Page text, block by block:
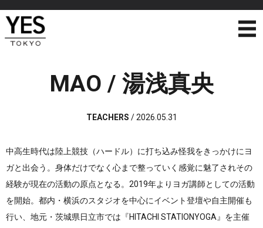
MAO / 湯浅真央
TEACHERS /2026.05.31
中高生時代は陸上競技（ハードル）に打ち込み怪我をきっかけにヨ
ガと出会う。 身体だけでなく心まで整っていく感覚に魅了されその
経験が現在の活動の原点となる。 2019年よりヨガ講師としての活動
を開始。 都内・横浜のスタジオを中心にイベント登壇や自主開催も
行い、地元・茨城県日立市では『HITACHI STATIONYOGA』を主催